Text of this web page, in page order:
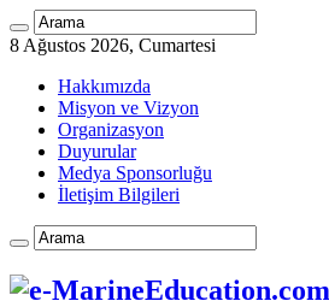
8 Ağustos 2026, Cumartesi
Hakkımızda
Misyon ve Vizyon
Organizasyon
Duyurular
Medya Sponsorluğu
İletişim Bilgileri